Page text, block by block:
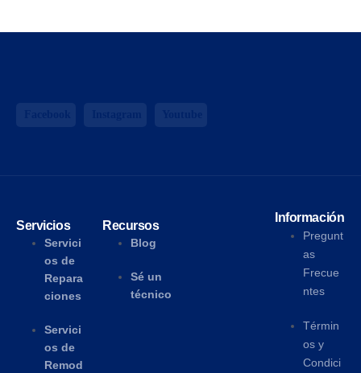
Servicios
Servici
os de
Repara
ciones
Servici
os de
Remod
Recursos
Blog
Sé un
técnico
Información
Pregunt
as
Frecue
ntes
Términ
os y
Condici